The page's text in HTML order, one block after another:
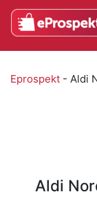
Eprospekt - Aldi
Aldi